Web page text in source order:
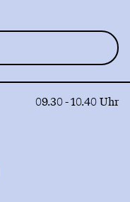
09.30 - 10.40 Uhr